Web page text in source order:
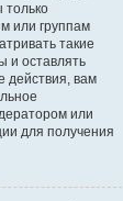
или группам
такие
и оставлять
действия, вам
или
для получения